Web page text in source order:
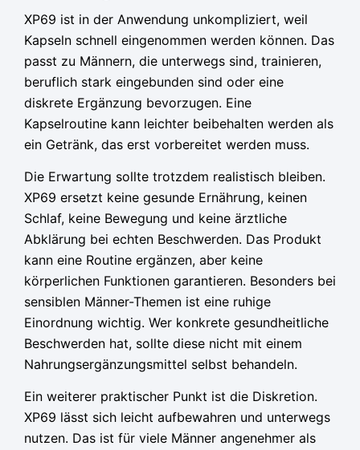
XP69 ist in der Anwendung unkompliziert, weil
Kapseln schnell eingenommen werden können. Das
passt zu Männern, die unterwegs sind, trainieren,
beruflich stark eingebunden sind oder eine
diskrete Ergänzung bevorzugen. Eine
Kapselroutine kann leichter beibehalten werden als
ein Getränk, das erst vorbereitet werden muss.
Die Erwartung sollte trotzdem realistisch bleiben.
XP69 ersetzt keine gesunde Ernährung, keinen
Schlaf, keine Bewegung und keine ärztliche
Abklärung bei echten Beschwerden. Das Produkt
kann eine Routine ergänzen, aber keine
körperlichen Funktionen garantieren. Besonders bei
sensiblen Männer-Themen ist eine ruhige
Einordnung wichtig. Wer konkrete gesundheitliche
Beschwerden hat, sollte diese nicht mit einem
Nahrungsergänzungsmittel selbst behandeln.
Ein weiterer praktischer Punkt ist die Diskretion.
XP69 lässt sich leicht aufbewahren und unterwegs
nutzen. Das ist für viele Männer angenehmer als